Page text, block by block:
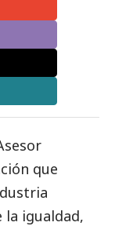
que
la igualdad,